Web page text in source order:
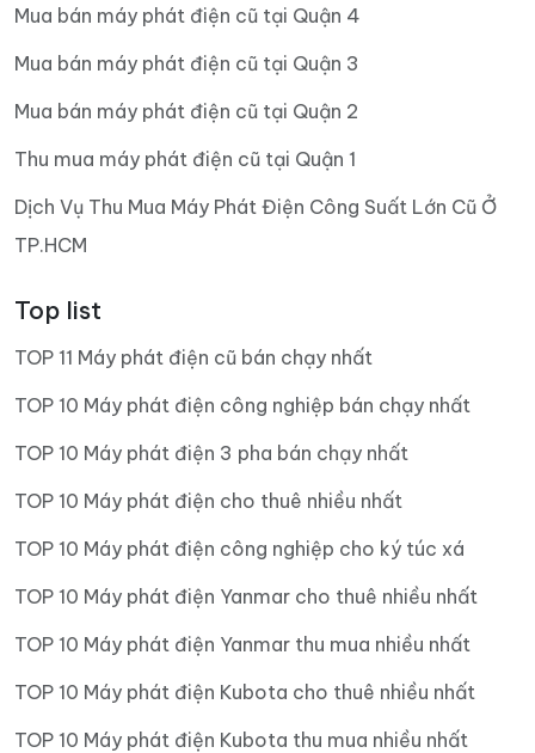
Mua bán máy phát điện cũ tại Quận 4
Mua bán máy phát điện cũ tại Quận 3
Mua bán máy phát điện cũ tại Quận 2
Thu mua máy phát điện cũ tại Quận 1
Dịch Vụ Thu Mua Máy Phát Điện Công Suất Lớn Cũ Ở
TP.HCM
Top list
TOP 11 Máy phát điện cũ bán chạy nhất
TOP 10 Máy phát điện công nghiệp bán chạy nhất
TOP 10 Máy phát điện 3 pha bán chạy nhất
TOP 10 Máy phát điện cho thuê nhiều nhất
TOP 10 Máy phát điện công nghiệp cho ký túc xá
TOP 10 Máy phát điện Yanmar cho thuê nhiều nhất
TOP 10 Máy phát điện Yanmar thu mua nhiều nhất
TOP 10 Máy phát điện Kubota cho thuê nhiều nhất
TOP 10 Máy phát điện Kubota thu mua nhiều nhất